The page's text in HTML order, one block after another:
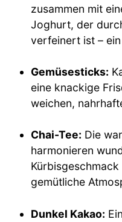
zusammen mit
Joghurt, der
verfeinert ist –
Gemüsesticks:
eine knackige
weichen,
Chai-Tee: Die
harmonieren
gemütliche
Dunkel Kakao: